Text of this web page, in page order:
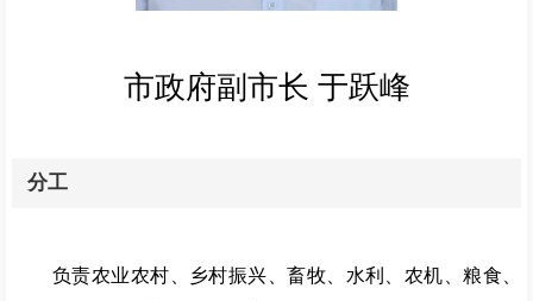
市政府副市长 于跃峰
分工
负责农业农村、乡村振兴、畜牧、水利、农机、粮食、